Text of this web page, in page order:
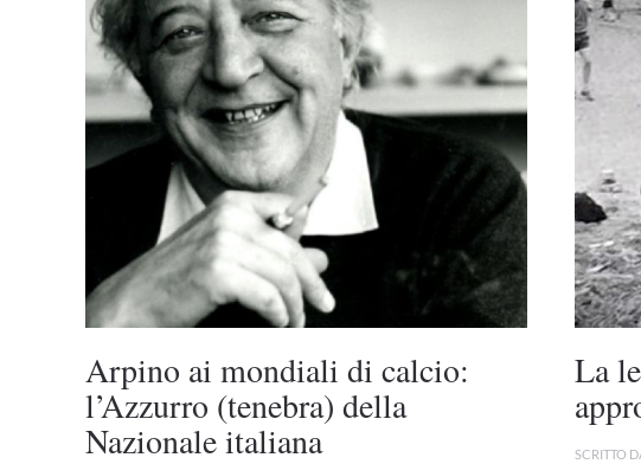
Arpino ai mondiali di calcio:
l’Azzurro (tenebra) della
Nazionale italiana
La
SCRITTO